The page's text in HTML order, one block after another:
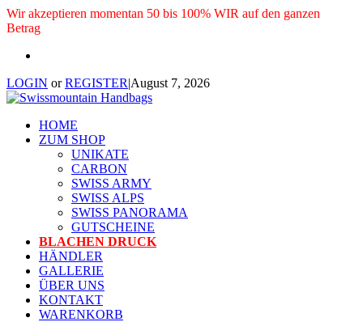
Wir akzeptieren momentan 50 bis 100% WIR auf den ganzen
Betrag
LOGIN orREGISTER|August 7, 2026
HOME
ZUM SHOP
UNIKATE
CARBON
SWISS ARMY
SWISS ALPS
SWISS PANORAMA
GUTSCHEINE
BLACHEN DRUCK
HÄNDLER
GALLERIE
ÜBER UNS
KONTAKT
WARENKORB